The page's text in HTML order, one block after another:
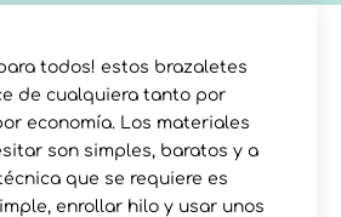
todos! estos brazaletes
de cualquiera tanto por
economía. Los materiales
son simples, baratos y a
que se requiere es
enrollar hilo y usar unos